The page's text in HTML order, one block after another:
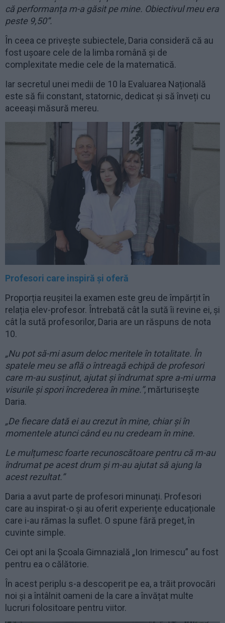
că performanța m-a găsit pe mine. Obiectivul meu era
peste 9,50”.
În ceea ce privește subiectele, Daria consideră că au
fost ușoare cele de la limba română și de
complexitate medie cele de la matematică.
Iar secretul unei medii de 10 la Evaluarea Națională
este să fii constant, statornic, dedicat și să înveți cu
aceeași măsură mereu.
Profesori care inspiră și oferă
Proporția reușitei la examen este greu de împărțit în
relația elev-profesor. Întrebată cât la sută îi revine ei, și
cât la sută profesorilor, Daria are un răspuns de nota
10.
„Nu pot să-mi asum deloc meritele în totalitate. În
spatele meu se află o întreagă echipă de profesori
care m-au susținut, ajutat și îndrumat spre a-mi urma
visurile și spori încrederea în mine.”, mărturisește
Daria.
„De fiecare dată ei au crezut în mine, chiar și în
momentele atunci când eu nu credeam în mine.
Le mulțumesc foarte recunoscătoare pentru că m-au
îndrumat pe acest drum și m-au ajutat să ajung la
acest rezultat.”
Daria a avut parte de profesori minunați. Profesori
care au inspirat-o și au oferit experiențe educaționale
care i-au rămas la suflet. O spune fără preget, în
cuvinte simple.
Cei opt ani la Școala Gimnazială „Ion Irimescu” au fost
pentru ea o călătorie.
În acest periplu s-a descoperit pe ea, a trăit provocări
noi și a întâlnit oameni de la care a învățat multe
lucruri folositoare pentru viitor.